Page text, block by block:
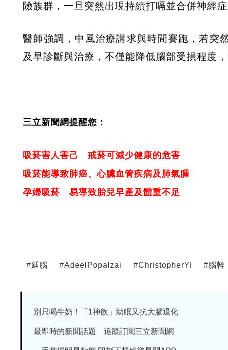
險族群，一旦突然出現持續打嗝並合併神經
醫師強調，中風治療講求與時間賽跑，若突
及早診斷與治療，不僅能降低腦部受損程度
三立新聞網提醒您：
吸菸害人害己 戒菸可減少健康的危害
吸菸能導致肺癌、心臟血管疾病及肺氣腫
孕婦吸菸 易導致胎兒早產及體重不足
#延腦 #AdeelPopalzai #ChristopherYi #腦幹
別只喝牛奶！「1神飲」助眠又抗大腦退化
最即時的新聞話題 追蹤訂閱三立新聞網